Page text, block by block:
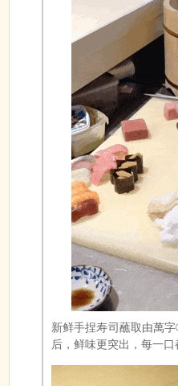
新鲜手捏寿司蘸取由萬
后，鲜味更突出，每一口